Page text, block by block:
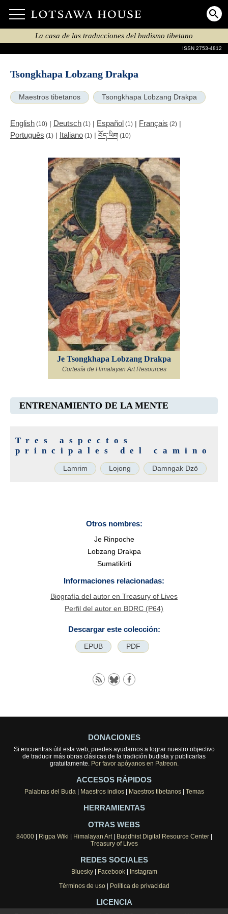
La casa de las traducciones del budismo tibetano
ISSN 2753-4812
Tsongkhapa Lobzang Drakpa
Maestros tibetanos Tsongkhapa Lobzang Drakpa
English (10) | Deutsch (1) | Español (1) | Français (2) |
Português (1) | Italiano (1) | བོད་ཡིག (10)
Je Tsongkhapa Lobzang Drakpa
Cortesía de Himalayan Art Resources
ENTRENAMIENTO DE LA MENTE
Tres aspectos
principales del camino
Lamrim Lojong Damngak Dzö
Otros nombres:
Je Rinpoche
Lobzang Drakpa
Sumatikīrti
Informaciones relacionadas:
Biografía del autor en Treasury of Lives
Perfil del autor en BDRC (P64)
Descargar este colección:
EPUB PDF
DONACIONES
Si encuentras útil esta web, puedes ayudarnos a lograr nuestro objectivo
de traducir más obras clásicas de la tradición budista y publicarlas
gratuitamente. Por favor apóyanos en Patreon.
ACCESOS RÁPIDOS
Palabras del Buda| Maestros indios| Maestros tibetanos| Temas
HERRAMIENTAS
OTRAS WEBS
84000| Rigpa Wiki Himalayan Art| Buddhist Digital Resource Center|
Treasury of Lives
REDES SOCIALES
Bluesky| Facebook|
Instagram
Términos de uso| Política de privacidad
LICENCIA